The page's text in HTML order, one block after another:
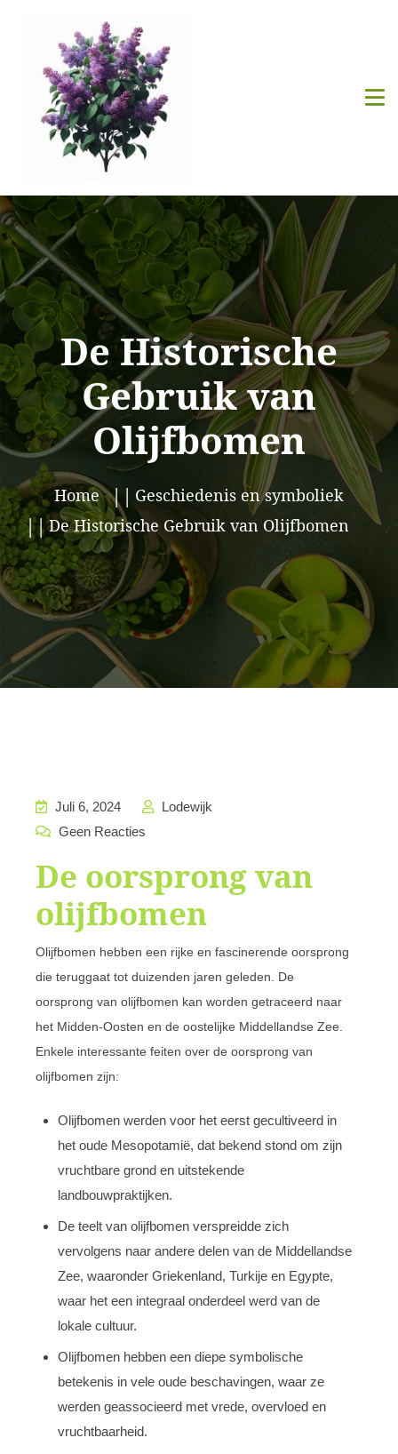
De Historische
Gebruik van
Olijfbomen
Home
Geschiedenis en symboliek
De Historische Gebruik van Olijfbomen
Juli 6, 2024
Lodewijk
Geen Reacties
De oorsprong van
olijfbomen
Olijfbomen hebben een rijke en fascinerende oorsprong
die teruggaat tot duizenden jaren geleden. De
oorsprong van olijfbomen kan worden getraceerd naar
het Midden-Oosten en de oostelijke Middellandse Zee.
Enkele interessante feiten over de oorsprong van
olijfbomen zijn:
Olijfbomen werden voor het eerst gecultiveerd in
het oude Mesopotamië, dat bekend stond om zijn
vruchtbare grond en uitstekende
landbouwpraktijken.
De teelt van olijfbomen verspreidde zich
vervolgens naar andere delen van de Middellandse
Zee, waaronder Griekenland, Turkije en Egypte,
waar het een integraal onderdeel werd van de
lokale cultuur.
Olijfbomen hebben een diepe symbolische
betekenis in vele oude beschavingen, waar ze
werden geassocieerd met vrede, overvloed en
vruchtbaarheid.